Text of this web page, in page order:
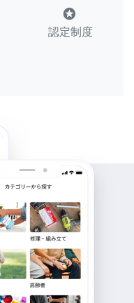
stars
認定制度